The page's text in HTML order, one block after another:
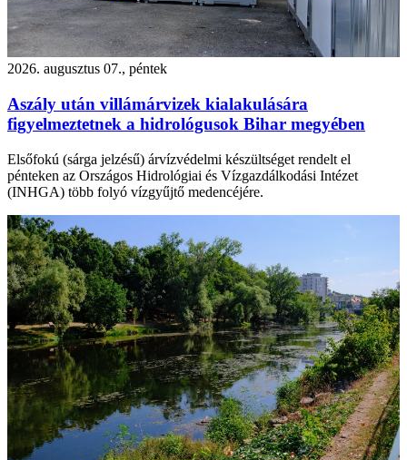
2026. augusztus 07., péntek
Aszály után villámárvizek kialakulására
figyelmeztetnek a hidrológusok Bihar megyében
Elsőfokú (sárga jelzésű) árvízvédelmi készültséget rendelt el
pénteken az Országos Hidrológiai és Vízgazdálkodási Intézet
(INHGA) több folyó vízgyűjtő medencéjére.